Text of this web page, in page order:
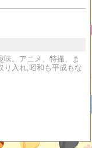
味。アニメ、特撮、ま
り入れ,昭和も平成もな